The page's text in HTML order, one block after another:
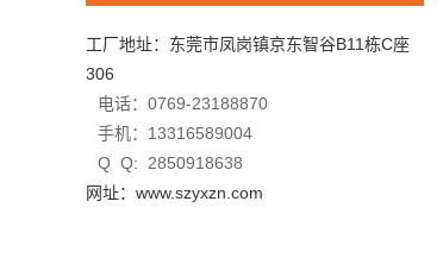
工厂地址：东莞市凤岗镇京东智谷B11栋C座
306
电话：0769-23188870
手机：13316589004
Q Q: 2850918638
网址：www.szyxzn.com